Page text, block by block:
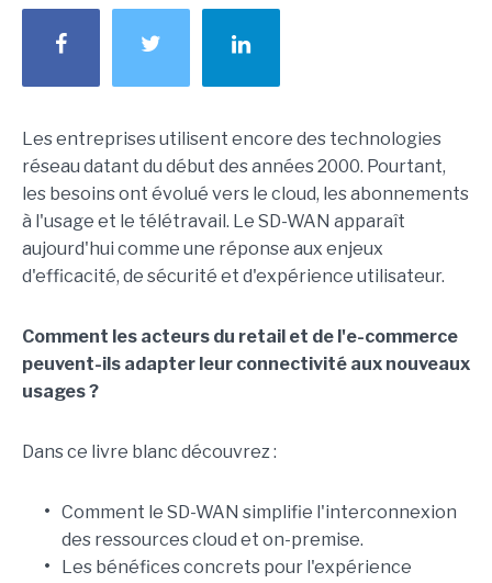
Les entreprises utilisent encore des technologies
réseau datant du début des années 2000. Pourtant,
les besoins ont évolué vers le cloud, les abonnements
à l'usage et le télétravail. Le SD-WAN apparaît
aujourd'hui comme une réponse aux enjeux
d'efficacité, de sécurité et d'expérience utilisateur.
Comment les acteurs du retail et de l'e-commerce
peuvent-ils adapter leur connectivité aux nouveaux
usages ?
Dans ce livre blanc découvrez :
• Comment le SD-WAN simplifie l'interconnexion
des ressources cloud et on-premise.
•
Les bénéfices concrets pour l'expérience